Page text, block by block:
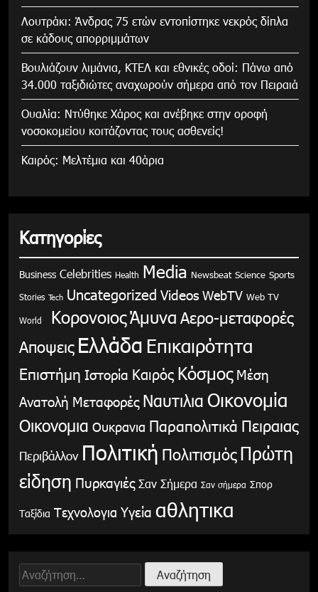
Λουτράκι: Άνδρας 75 ετών εντοπίστηκε νεκρός δίπλα
σε κάδους απορριμμάτων
Βουλιάζουν λιμάνια, ΚΤΕΛ και εθνικές οδοί: Πάνω από
34.000 ταξιδιώτες αναχωρούν σήμερα από τον Πειραιά
Ουαλία: Ντύθηκε Χάρος και ανέβηκε στην οροφή
νοσοκομείου κοιτάζοντας τους ασθενείς!
Καιρός: Μελτέμια και 40άρια
Κατηγορίες
Business Celebrities Health Media Newsbeat Science Sports
Stories Tech Uncategorized Videos WebTV Web TV
World ΚορονοιοςΆμυνα Αερο-μεταφορές
Αποψεις Ελλάδα Επικαιρότητα
Επιστήμη Ιστορία Καιρός Κόσμος Μέση
Ανατολή Μεταφορές Ναυτιλια Οικονομία
Οικονομια Ουκρανια Παραπολιτικά Πειραιας
Περιβάλλον Πολιτική Πολιτισμός Πρώτη
είδηση Πυρκαγιές Σαν Σήμερα Σαν σήμερα Σπορ
Ταξίδια Τεχνολογια Υγεία αθλητικα
Αναζήτηση
για: